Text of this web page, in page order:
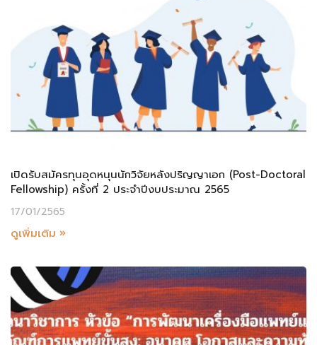
เปิดรับสมัครทุนอุดหนุนนักวิจัยหลังปริญญาเอก (Post-Doctoral
Fellowship) ครั้งที่ 2 ประจำปีงบประมาณ 2565
17/01/2565
ดูเพิ่มเติม »